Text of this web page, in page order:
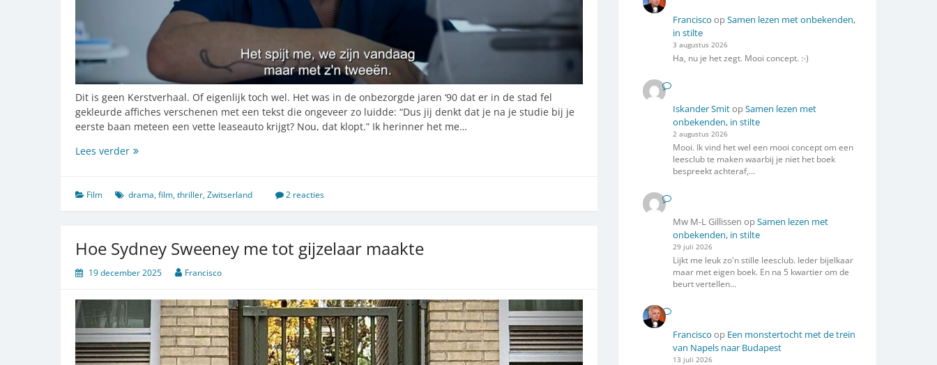
Dit is geen Kerstverhaal. Of eigenlijk toch wel. Het was in de onbezorgde jaren ‘90 dat er in de stad fel
gekleurde affiches verschenen met een tekst die ongeveer zo luidde: “Dus jij denkt dat je na je studie bij je
eerste baan meteen een vette leaseauto krijgt? Nou, dat klopt.” Ik herinner het me…
Lees verderDe
van
2025
Film drama,film,thriller,Zwitserland 2 reacties
Hoe Sydney Sweeney me tot gijzelaar maakte
19 december 2025 Francisco
Francisco opSamen lezen met onbekenden,
in stilte
3 augustus 2026
Ha, nu je het zegt. Mooi concept. :-)
Iskander SmitopSamen lezen met
onbekenden, in stilte
2 augustus 2026
Mooi. Ik vind het wel een mooi concept om een
leesclub te maken waarbij je niet het boek
bespreekt achteraf,…
Mw M-L Gillissen opSamen lezen met
onbekenden, in stilte
29 juli 2026
Lijkt me leuk zo'n stille leesclub. Ieder bijelkaar
maar met eigen boek. En na 5 kwartier om de
beurt vertellen…
Francisco op Een monstertocht met de trein
van Napels naar Budapest
13 juli 2026